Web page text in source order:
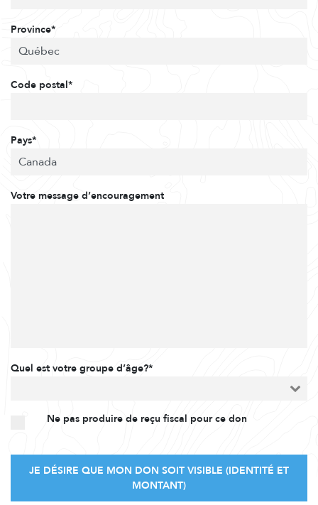
Province*
Code postal*
Pays*
Votre message d’encouragement
Quel est votre groupe d’âge?*
Ne pas produire de reçu fiscal pour ce don
JE DÉSIRE QUE MON DON SOIT VISIBLE (IDENTITÉ ET
MONTANT)